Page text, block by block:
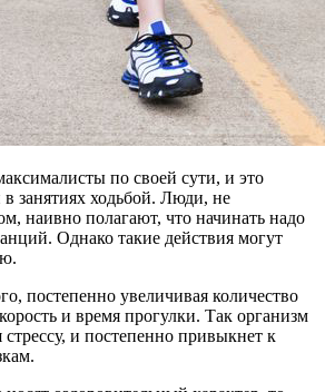
по своей сути, и это
занятиях ходьбой. Люди, не
наивно полагают, что начинать надо
Однако такие действия могут
постепенно увеличивая количество
и время прогулки. Так организм
стрессу, и постепенно привыкнет к